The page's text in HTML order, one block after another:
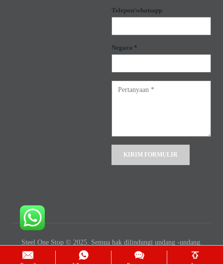
Telepon/whatsapp
Negara *
Steel One Stop © 2025. Semua hak dilindungi undang -undang.